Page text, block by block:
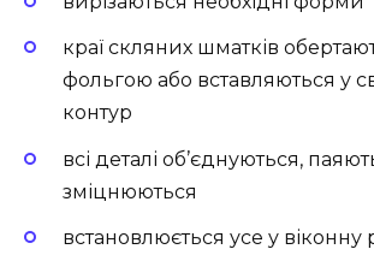
краї скляних шматків
фольгою або вставляються у
контур
всі деталі об’єднуються,
зміцнюються
встановлюється усе у віконну